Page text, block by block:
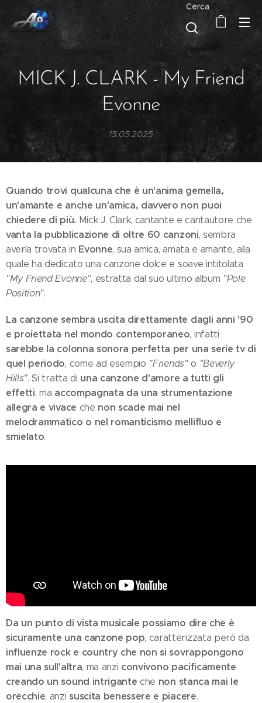
Cerca
MICK J. CLARK - My Friend
Evonne
15.05.2025
Quando trovi qualcuna che è un'anima gemella,
un'amante e anche un'amica, davvero non puoi
chiedere di più. Mick J. Clark, cantante e cantautore che
vanta la pubblicazione di oltre 60 canzoni, sembra
averla trovata in Evonne, sua amica, amata e amante, alla
quale ha dedicato una canzone dolce e soave intitolata
"My Friend Evonne", estratta dal suo ultimo album "Pole
Position".
La canzone sembra uscita direttamente dagli anni '90
e proiettata nel mondo contemporaneo, infatti
sarebbe la colonna sonora perfetta per una serie tv di
quel periodo, come ad esempio "Friends"o "Beverly
Hills". Si tratta di una canzone d'amore a tutti gli
effetti, ma accompagnata da una strumentazione
allegra e vivace che non scade mai nel
melodrammatico o nel romanticismo mellifluo e
smielato.
Da un punto di vista musicale possiamo dire che è
sicuramente una canzone pop, caratterizzata però da
influenze rock e country che non si sovrappongono
mai una sull'altra, ma anzi convivono pacificamente
creando un sound intrigante che non stanca mai le
orecchie, anzisuscita benessere e piacere.